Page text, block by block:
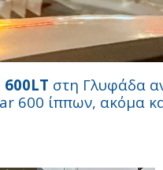
στη Γλυφάδα
600 ίππων, ακόμα